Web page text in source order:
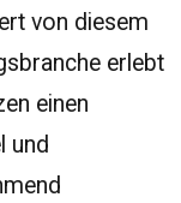
von diesem
erlebt
einen
und